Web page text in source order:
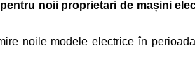
noii proprietari de mașini
noile modele electrice în